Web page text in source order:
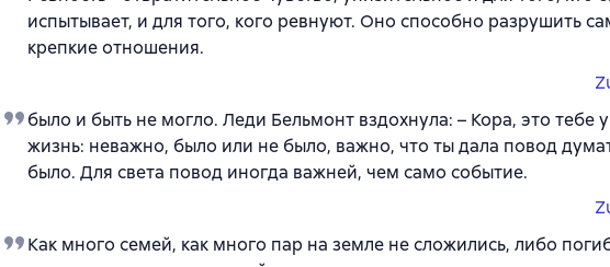
испытывает, и для того, кого ревнуют. Оно способно разрушить
крепкие отношения.
было и быть не могло. Леди Бельмонт вздохнула: – Кора, это тебе
жизнь: неважно, было или не было, важно, что ты дала повод
было. Для света повод иногда важней, чем само событие.
Как много семей, как много пар на земле не сложились, либо